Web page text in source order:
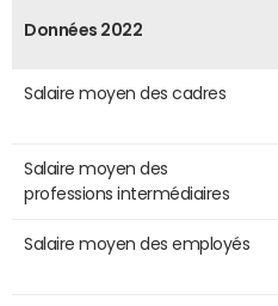
Données 2022
Salaire moyen des cadres
Salaire moyen des
professions intermédiaires
Salaire moyen des employés